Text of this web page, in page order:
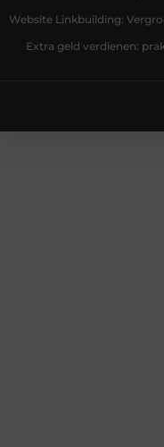
Website Linkbuilding:
Extra geld verdienen: